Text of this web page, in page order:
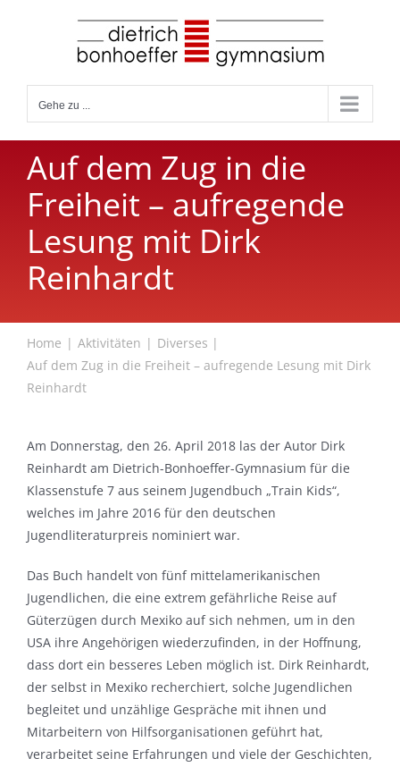
Gehe zu ...
Auf dem Zug in die
Freiheit – aufregende
Lesung mit Dirk
Reinhardt
Home Aktivitäten
Diverses
Auf dem Zug in die Freiheit – aufregende Lesung mit Dirk
Reinhardt
Am Donnerstag, den 26. April 2018 las der Autor Dirk
Reinhardt am Dietrich-Bonhoeffer-Gymnasium für die
Klassenstufe 7 aus seinem Jugendbuch „Train Kids“,
welches im Jahre 2016 für den deutschen
Jugendliteraturpreis nominiert war.
Das Buch handelt von fünf mittelamerikanischen
Jugendlichen, die eine extrem gefährliche Reise auf
Güterzügen durch Mexiko auf sich nehmen, um in den
USA ihre Angehörigen wiederzufinden, in der Hoffnung,
dass dort ein besseres Leben möglich ist. Dirk Reinhardt,
der selbst in Mexiko recherchiert, solche Jugendlichen
begleitet und unzählige Gespräche mit ihnen und
Mitarbeitern von Hilfsorganisationen geführt hat,
verarbeitet seine Erfahrungen und viele der Geschichten,